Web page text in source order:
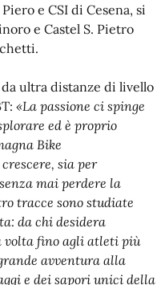
e CSI di Cesena, si
e Castel S. Pietro
ultra distanze di livello
«La passione ci spinge
ed è proprio
Bike
sia per
mai perdere la
tracce sono studiate
da chi desidera
volta fino agli atleti più
avventura alla
e dei sapori unici della